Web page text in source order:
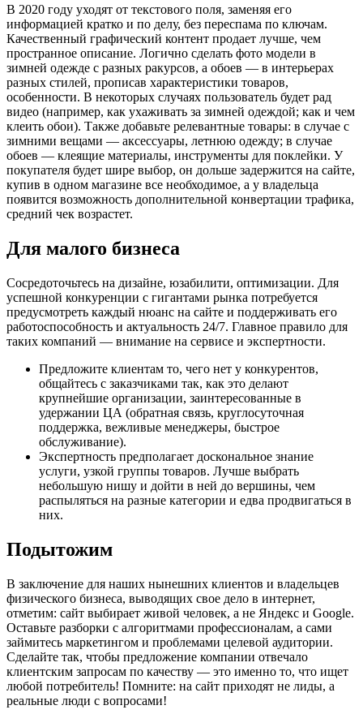
В 2020 году уходят от текстового поля, заменяя его
информацией кратко и по делу, без переспама по ключам.
Качественный графический контент продает лучше, чем
пространное описание. Логично сделать фото модели в
зимней одежде с разных ракурсов, а обоев — в интерьерах
разных стилей, прописав характеристики товаров,
особенности. В некоторых случаях пользователь будет рад
видео (например, как ухаживать за зимней одеждой; как и чем
клеить обои). Также добавьте релевантные товары: в случае с
зимними вещами — аксессуары, летнюю одежду; в случае
обоев — клеящие материалы, инструменты для поклейки. У
покупателя будет шире выбор, он дольше задержится на сайте,
купив в одном магазине все необходимое, а у владельца
появится возможность дополнительной конвертации трафика,
средний чек возрастет.
Для малого бизнеса
Сосредоточьтесь на дизайне, юзабилити, оптимизации. Для
успешной конкуренции с гигантами рынка потребуется
предусмотреть каждый нюанс на сайте и поддерживать его
работоспособность и актуальность 24/7. Главное правило для
таких компаний — внимание на сервисе и экспертности.
Предложите клиентам то, чего нет у конкурентов,
общайтесь с заказчиками так, как это делают
крупнейшие организации, заинтересованные в
удержании ЦА (обратная связь, круглосуточная
поддержка, вежливые менеджеры, быстрое
обслуживание).
Экспертность предполагает доскональное знание
услуги, узкой группы товаров. Лучше выбрать
небольшую нишу и дойти в ней до вершины, чем
распыляться на разные категории и едва продвигаться в
них.
Подытожим
В заключение для наших нынешних клиентов и владельцев
физического бизнеса, выводящих свое дело в интернет,
отметим: сайт выбирает живой человек, а не Яндекс и Google.
Оставьте разборки с алгоритмами профессионалам, а сами
займитесь маркетингом и проблемами целевой аудитории.
Сделайте так, чтобы предложение компании отвечало
клиентским запросам по качеству — это именно то, что ищет
любой потребитель! Помните: на сайт приходят не лиды, а
реальные люди с вопросами!